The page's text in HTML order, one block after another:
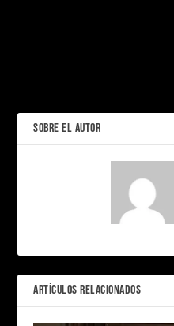
SOBRE EL AUTOR
ARTÍCULOS RELACIONADOS